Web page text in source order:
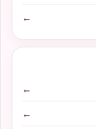
←
←
←